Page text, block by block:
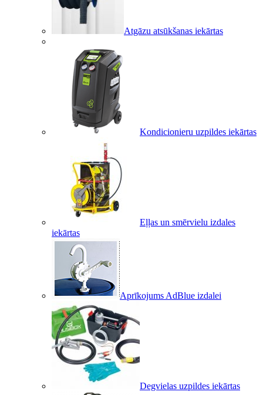
Atgāzu atsūkšanas iekārtas
Kondicionieru uzpildes iekārtas
Eļļas un smērvielu izdales
iekārtas
Aprīkojums AdBlue izdalei
Degvielas uzpildes iekārtas